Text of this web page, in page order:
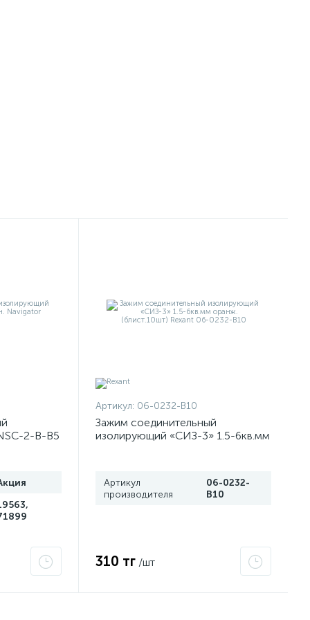
2-B-B5
Артикул: 06-0232-B10
Зажим соединительный
изолирующий «СИЗ-3» 1.5-6кв.мм
Артикул
производителя
06-0232-
B10
310 тг /шт